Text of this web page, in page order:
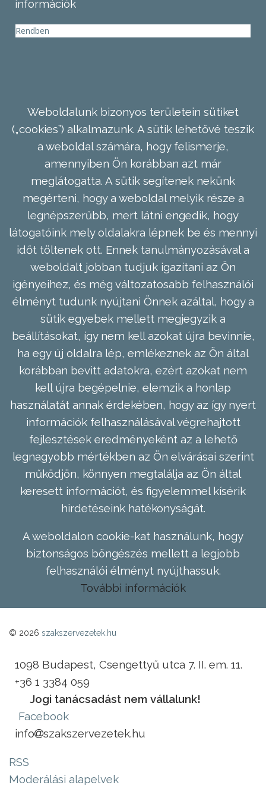
információk
Rendben
Weboldalunk bizonyos területein sütiket
(„cookies”) alkalmazunk. A sütik lehetővé teszik
a weboldal számára, hogy felismerje,
amennyiben Ön korábban azt már
meglátogatta. A sütik segítenek nekünk
megérteni, hogy a weboldal melyik része a
legnépszerűbb, mert látni engedik, hogy
látogatóink mely oldalakra lépnek be és mennyi
időt töltenek ott. Ennek tanulmányozásával a
weboldalt jobban tudjuk igazítani az Ön
igényeihez, és még változatosabb felhasználói
élményt tudunk nyújtani Önnek azáltal, hogy a
sütik egyebek mellett megjegyzik a
beállításokat, így nem kell azokat újra bevinnie,
ha egy új oldalra lép, emlékeznek az Ön által
korábban bevitt adatokra, ezért azokat nem
kell újra begépelnie, elemzik a honlap
használatát annak érdekében, hogy az így nyert
információk felhasználásával végrehajtott
fejlesztések eredményeként az a lehető
legnagyobb mértékben az Ön elvárásai szerint
működjön, könnyen megtalálja az Ön által
keresett információt, és figyelemmel kísérik
hirdetéseink hatékonyságát.
A weboldalon cookie-kat használunk, hogy
biztonságos böngészés mellett a legjobb
felhasználói élményt nyújthassuk.
További információk
© 2026 szakszervezetek.hu
1098 Budapest, Csengettyű utca 7. II. em. 11.
+36 1 3384 059
Jogi tanácsadást nem vállalunk!
Facebook
info
szakszervezetek.hu
RSS
Moderálási alapelvek